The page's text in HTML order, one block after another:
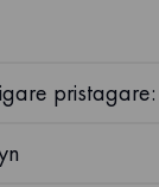
pristagare: